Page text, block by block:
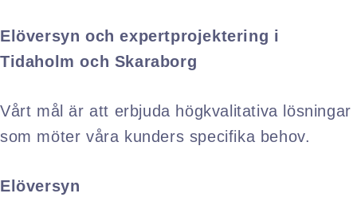
Elöversyn och expertprojektering i
Tidaholm och Skaraborg
Vårt mål är att erbjuda högkvalitativa lösningar
som möter våra kunders specifika behov.
Elöversyn